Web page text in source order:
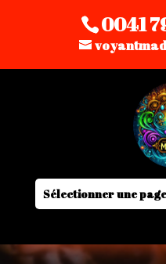
0041
Sélectionner une page